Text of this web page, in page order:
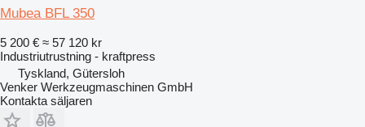
Mubea BFL 350
5 200 € ≈ 57 120 kr
Industriutrustning - kraftpress
Tyskland, Gütersloh
Venker Werkzeugmaschinen GmbH
Kontakta säljaren